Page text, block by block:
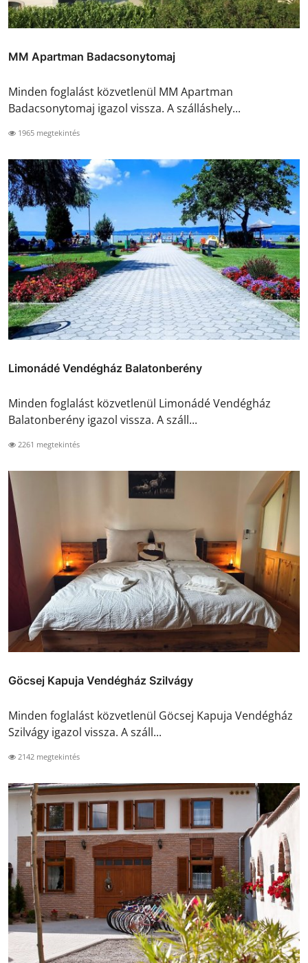
MM Apartman Badacsonytomaj
Minden foglalást közvetlenül MM Apartman
Badacsonytomaj igazol vissza. A szálláshely...
1965 megtekintés
Limonádé Vendégház Balatonberény
Minden foglalást közvetlenül Limonádé Vendégház
Balatonberény igazol vissza. A száll...
2261 megtekintés
Göcsej Kapuja Vendégház Szilvágy
Minden foglalást közvetlenül Göcsej Kapuja Vendégház
Szilvágy igazol vissza. A száll...
2142 megtekintés